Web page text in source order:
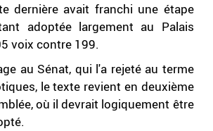
dernière avait franchi une étape
adoptée largement au Palais
voix contre 199.
au Sénat, qui l'a rejeté au terme
le texte revient en deuxième
où il devrait logiquement être